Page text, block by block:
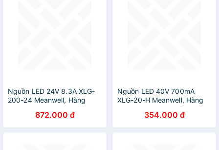
Nguồn LED 24V 8.3A XLG-
200-24 Meanwell, Hàng
872.000 đ
Nguồn LED 40V 700mA
XLG-20-H Meanwell, Hàng
354.000 đ